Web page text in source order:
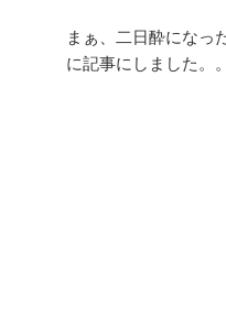
まぁ、二日酔になっ
に記事にしました。